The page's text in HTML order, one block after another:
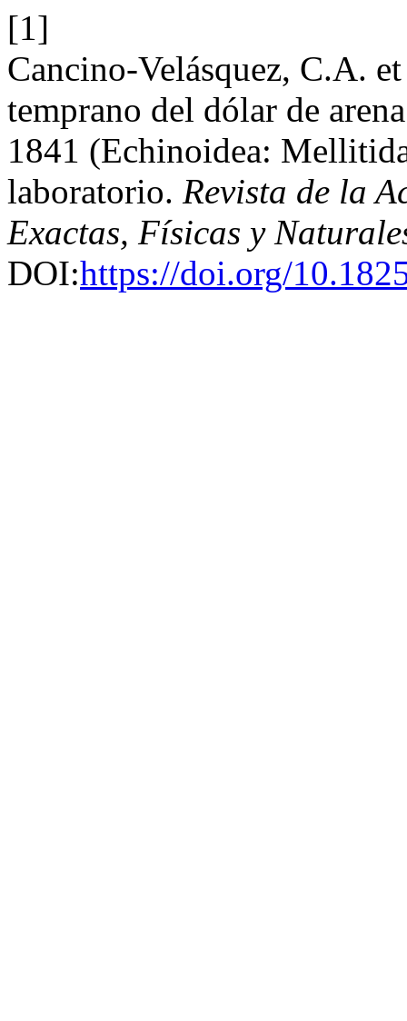
[1]
Cancino-Velásquez, C.A.
temprano del dólar de
1841 (Echinoidea:
laboratorio. Revista de la
Exactas, Físicas y
DOI:https://doi.org/